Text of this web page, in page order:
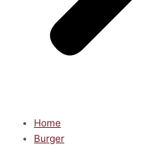
Home
Burger